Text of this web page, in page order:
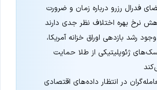
فدرال رزرو درباره زمان و ضرورت
نرخ بهره اختلاف نظر جدی دارند
وجود رشد بازدهی اوراق خزانه آمریکا،
ژئوپلیتیکی از طلا حمایت
در انتظار داده‌های اقتصادی